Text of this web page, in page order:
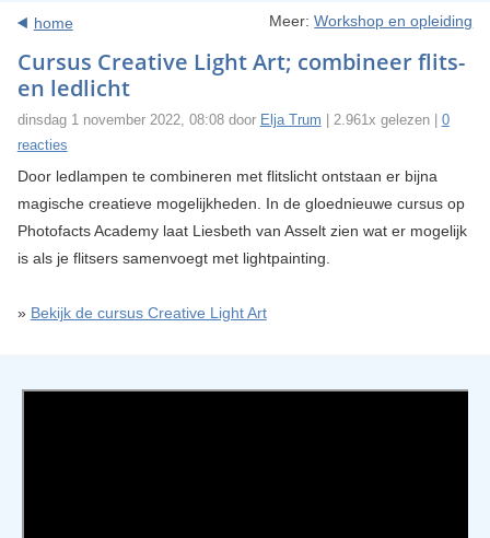
home Meer:Workshop en opleiding
Cursus Creative Light Art; combineer flits-
en ledlicht
dinsdag 1 november 2022, 08:08 door Elja Trum | 2.961x gelezen | 0
reacties
Door ledlampen te combineren met flitslicht ontstaan er bijna
magische creatieve mogelijkheden. In de gloednieuwe cursus op
Photofacts Academy laat Liesbeth van Asselt zien wat er mogelijk
is als je flitsers samenvoegt met lightpainting.
» Bekijk de cursus Creative Light Art